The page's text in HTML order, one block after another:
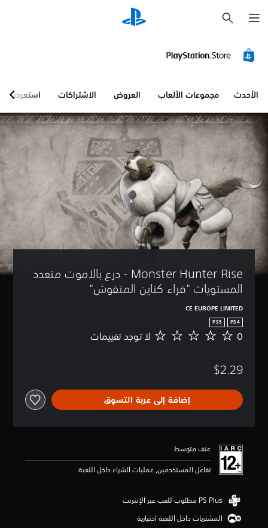
ح
ث
الأحدث مجموعات الألعاب العروض الاشتراكات استعرض
Monster Hunter Rise - درع بالاموت متعدد
المستويات "فراء كناين المنفوش"
CE EUROPE LIMITED
PS4
PS5
ل
و
د
ت
م
ا
ت
0 لا توجد تقييمات
$2.29
إضافة إلى عربة التسوق
عنف متوسط
تفاعل المستخدمين, عمليات الشراء داخل اللعبة
المشتريات داخل اللعبة اختيارية